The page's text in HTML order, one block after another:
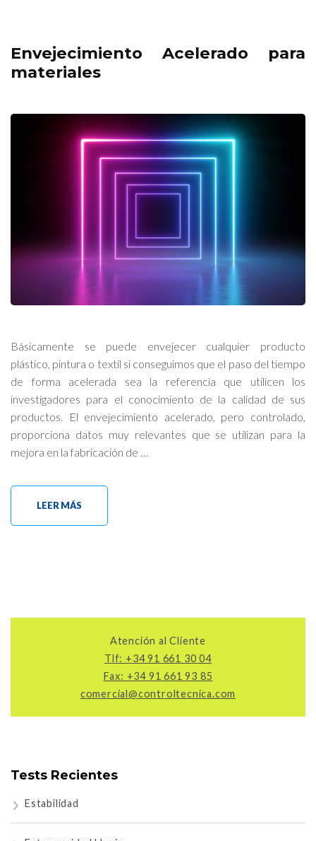
Envejecimiento Acelerado para
materiales
Básicamente se puede envejecer cualquier producto
plástico, pintura o textil si conseguimos que el paso del tiempo
de forma acelerada sea la referencia que utilicen los
investigadores para el conocimiento de la calidad de sus
productos. El envejecimiento acelerado, pero controlado,
proporciona datos muy relevantes que se utilizan para la
mejora en la fabricación de …
LEER MÁS
Atención al Cliente
Tlf: +34 91 661 30 04
Fax: +34 91 661 93 85
comercial@controltecnica.com
Tests Recientes
Estabilidad